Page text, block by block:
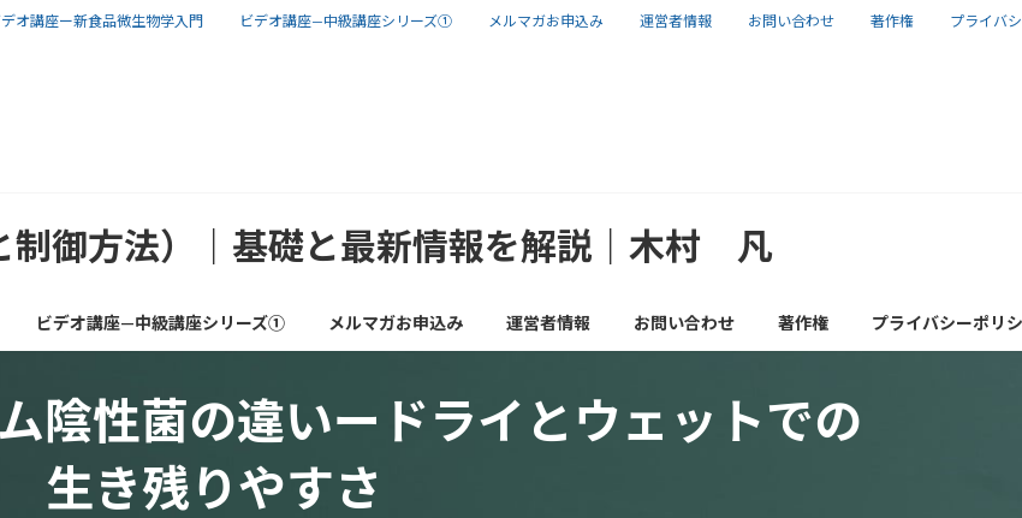
デオ講座ー新食品微生物学入門 ビデオ講座—中級講座シリーズ① メルマガお申込み 運営者情報 お問い合わせ 著作権 プライバ
制御方法）｜基礎と最新情報を解説｜木村 凡
ビデオ講座—中級講座シリーズ① メルマガお申込み 運営者情報 お問い合わせ 著作権 プライバシーポリ
陰性菌の違いードライとウェットでの
生き残りやすさ